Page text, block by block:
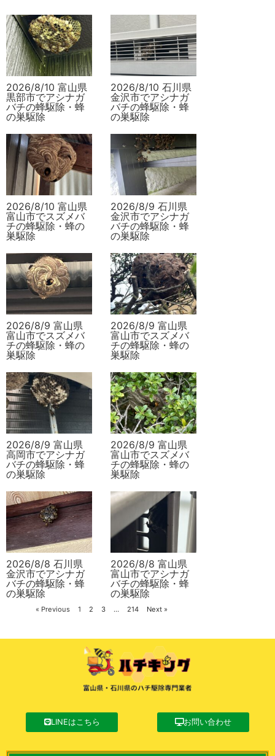
2026/8/10 富山県
黒部市でアシナガ
バチの蜂駆除・蜂
の巣駆除
2026/8/10 石川県
金沢市でアシナガ
バチの蜂駆除・蜂
の巣駆除
2026/8/10 富山県
富山市でスズメバ
チの蜂駆除・蜂の
巣駆除
2026/8/9 石川県
金沢市でアシナガ
バチの蜂駆除・蜂
の巣駆除
2026/8/9 富山県
富山市でスズメバ
チの蜂駆除・蜂の
巣駆除
2026/8/9 富山県
富山市でスズメバ
チの蜂駆除・蜂の
巣駆除
2026/8/9 富山県
高岡市でアシナガ
バチの蜂駆除・蜂
の巣駆除
2026/8/9 富山県
富山市でスズメバ
チの蜂駆除・蜂の
巣駆除
2026/8/8 石川県
金沢市でアシナガ
バチの蜂駆除・蜂
の巣駆除
2026/8/8 富山県
富山市でアシナガ
バチの蜂駆除・蜂
の巣駆除
« Previous 1 2 3 … 214 Next »
LINEはこちら お問い合わせ